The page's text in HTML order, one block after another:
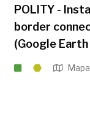
POLITY -
border
(Google
Mapa